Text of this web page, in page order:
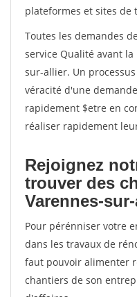
plateformes et sites de
Toutes les demandes
service Qualité avant
sur-allier. Un
véracité d'une
rapidement $etre en
réaliser rapidement
Rejoignez
trouver des
Varennes-
Pour pérénniser votre
dans les travaux de
faut pouvoir alimenter
chantiers de son